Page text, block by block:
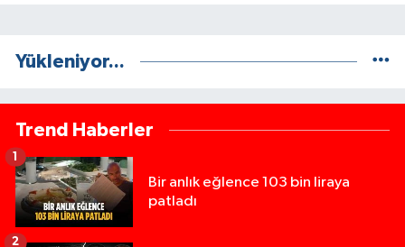
Yükleniyor...
Trend Haberler
Bir anlık eğlence 103 bin liraya
patladı
1
2